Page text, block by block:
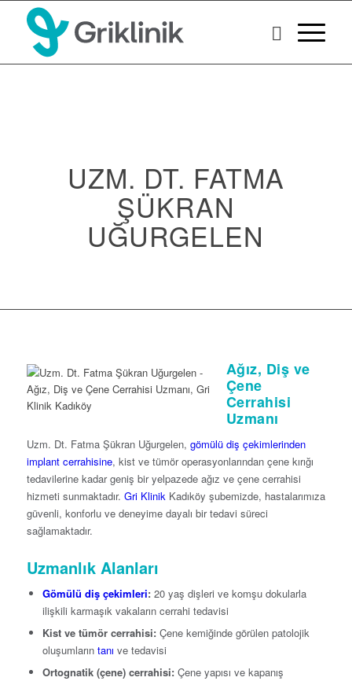
UZM. DT. FATMA
ŞÜKRAN
UĞURGELEN
Ağız, Diş ve
Çene
Cerrahisi
Uzmanı
Uzm. Dt. Fatma Şükran Uğurgelen, gömülü diş çekimlerinden
implant cerrahisine, kist ve tümör operasyonlarından çene kırığı
tedavilerine kadar geniş bir yelpazede ağız ve çene cerrahisi
hizmeti sunmaktadır. Gri KlinikKadıköy şubemizde, hastalarımıza
güvenli, konforlu ve deneyime dayalı bir tedavi süreci
sağlamaktadır.
Uzmanlık Alanları
Gömülü diş çekimleri:20 yaş dişleri ve komşu dokularla
ilişkili karmaşık vakaların cerrahi tedavisi
Kist ve tümör cerrahisi:Çene kemiğinde görülen patolojik
oluşumların tanı ve tedavisi
Ortognatik (çene) cerrahisi:Çene yapısı ve kapanış